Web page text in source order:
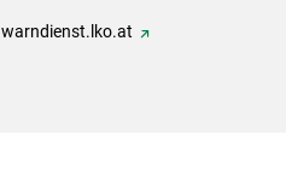
warndienst.lko.at